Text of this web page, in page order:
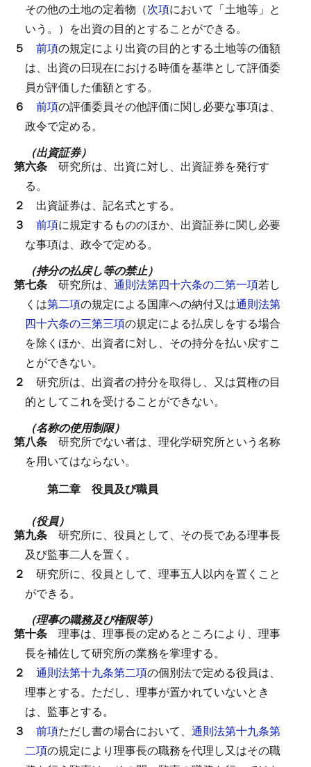
その他の土地の定着物（次項において「土地等」と
いう。）を出資の目的とすることができる。
５ 前項の規定により出資の目的とする土地等の価額
は、出資の日現在における時価を基準として評価委
員が評価した価額とする。
６ 前項の評価委員その他評価に関し必要な事項は、
政令で定める。
（出資証券）
第六条 研究所は、出資に対し、出資証券を発行す
る。
２ 出資証券は、記名式とする。
３ 前項に規定するもののほか、出資証券に関し必要
な事項は、政令で定める。
（持分の払戻し等の禁止）
第七条 研究所は、 通則法第四十六条の二第一項若し
くは第二項の規定による国庫への納付又は通則法第
四十六条の三第三項の規定による払戻しをする場合
を除くほか、出資者に対し、その持分を払い戻すこ
とができない。
２ 研究所は、出資者の持分を取得し、又は質権の目
的としてこれを受けることができない。
（名称の使用制限）
第八条 研究所でない者は、理化学研究所という名称
を用いてはならない。
第二章 役員及び職員
（役員）
第九条 研究所に、役員として、その長である理事長
及び監事二人を置く。
２ 研究所に、役員として、理事五人以内を置くこと
ができる。
（理事の職務及び権限等）
第十条 理事は、理事長の定めるところにより、理事
長を補佐して研究所の業務を掌理する。
２ 通則法第十九条第二項の個別法で定める役員は、
理事とする。 ただし、理事が置かれていないとき
は、監事とする。
３ 前項ただし書の場合において、 通則法第十九条第
二項の規定により理事長の職務を代理し又はその職